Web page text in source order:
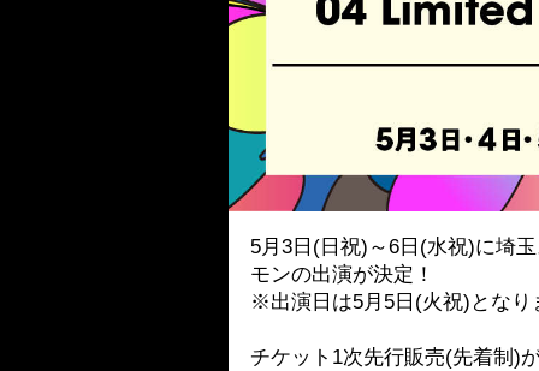
5月3日(日祝)～6日(水祝)に埼
モンの出演が決定！
※出演日は5月5日(火祝)となり
チケット1次先行販売(先着制)